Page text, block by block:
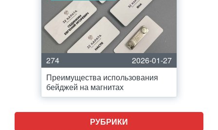
274
2026-01-27
Преимущества использования
бейджей на магнитах
РУБРИКИ